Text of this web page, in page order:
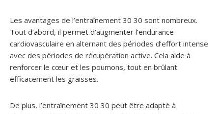
Les avantages de l’entraînement 30 30 sont nombreux.
Tout d’abord, il permet d’augmenter l’endurance
cardiovasculaire en alternant des périodes d’effort intense
avec des périodes de récupération active. Cela aide à
renforcer le cœur et les poumons, tout en brûlant
efficacement les graisses.
De plus, l’entraînement 30 30 peut être adapté à